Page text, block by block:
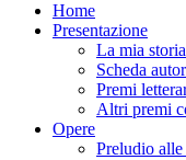
Home
Presentazione
La mia storia
Scheda
Premi
Altri premi
Opere
Preludio alle